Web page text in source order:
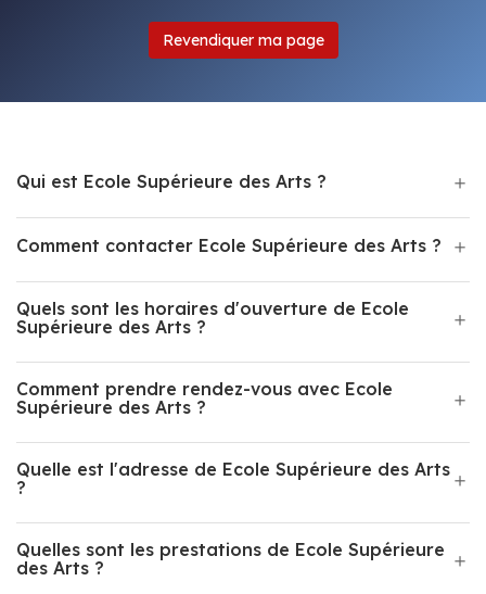
Revendiquer ma page
Qui est Ecole Supérieure des Arts ?
Comment contacter Ecole Supérieure des Arts ?
Quels sont les horaires d'ouverture de Ecole
Supérieure des Arts ?
Comment prendre rendez-vous avec Ecole
Supérieure des Arts ?
Quelle est l'adresse de Ecole Supérieure des Arts
?
Quelles sont les prestations de Ecole Supérieure
des Arts ?